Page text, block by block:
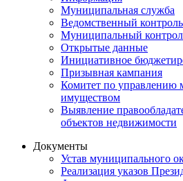
Муниципальная служба
Ведомственный контроль
Муниципальный
Открытые данные
Инициативное
Призывная кампания
Комитет по управлению
имуществом
Выявление
объектов недвижимости
Документы
Устав муниципального
Реализация указов